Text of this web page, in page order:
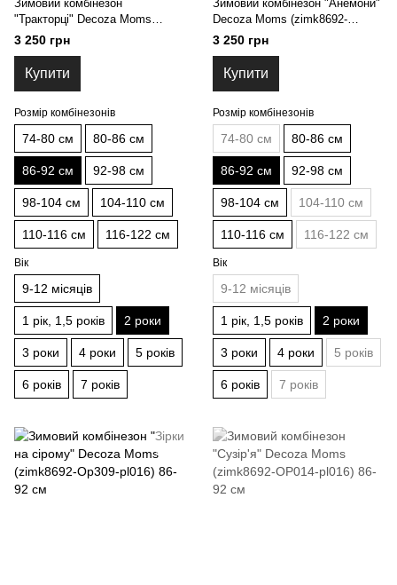
Зимовий комбінезон
"Тракторці" Decoza Moms
(zimk8692-OP308-pl017) 86-92
3 250 грн
Купити
Розмір комбінезонів
74-80 см 80-86 см
86-92 см 92-98 см
98-104 см 104-110 см
110-116 см 116-122 см
Вік
9-12 місяців
1 рік, 1,5 років 2 роки
3 роки 4 роки 5 років
6 років 7 років
Зимовий комбінезон "Анемони"
Decoza Moms (zimk8692-
Op307-pl003) 86-92 см
3 250 грн
Купити
Розмір комбінезонів
74-80 см 80-86 см
86-92 см 92-98 см
98-104 см 104-110 см
110-116 см 116-122 см
Вік
9-12 місяців
1 рік, 1,5 років 2 роки
3 роки 4 роки 5 років
6 років 7 років